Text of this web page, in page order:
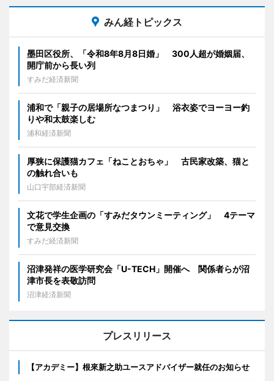
みん経トピックス
墨田区役所、「令和8年8月8日婚」 300人超が婚姻届、
開庁前から長い列
すみだ経済新聞
浦和で「親子の居場所なつまつり」 浴衣姿でヨーヨー釣
りや和太鼓楽しむ
浦和経済新聞
厚狭に保護猫カフェ「ねことおちゃ」 古民家改築、猫と
の触れ合いも
山口宇部経済新聞
文花で学生企画の「すみだタウンミーティング」 4テーマ
で意見交換
すみだ経済新聞
沼津発祥の医学研究会「U-TECH」開催へ 関係者らが沼
津市長を表敬訪問
沼津経済新聞
プレスリリース
【アカデミー】根來新之助ユースアドバイザー就任のお知らせ